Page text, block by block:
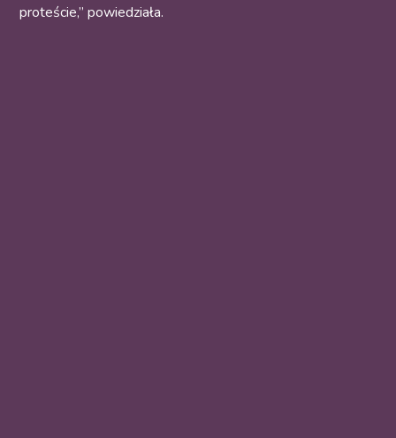
proteście,” powiedziała.